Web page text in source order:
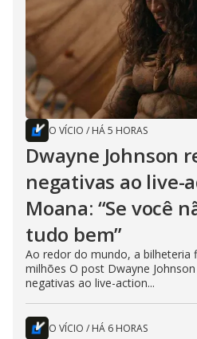
O VÍCIO / HÁ 5 HORAS
Dwayne Johnson
negativas ao live-
Moana: “Se você
tudo bem”
Ao redor do mundo, a bilheteria
milhões O post Dwayne
negativas ao live-action...
O VÍCIO / HÁ 6 HORAS